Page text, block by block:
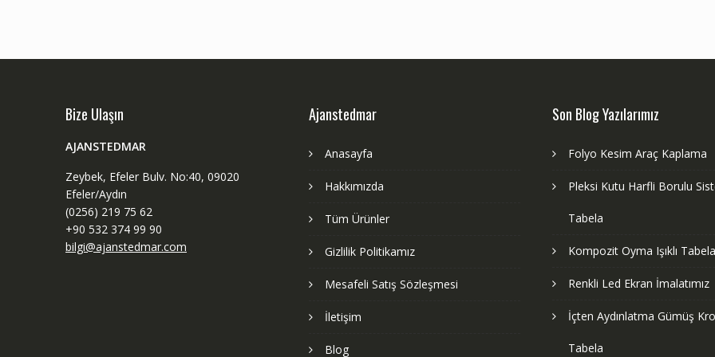
Bize Ulaşın
AJANSTEDMAR
Zeybek, Efeler Bulv. No:40, 09020
Efeler/Aydın
(0256) 219 75 62
+90 532 374 99 90
bilgi@ajanstedmar.com
Ajanstedmar
Anasayfa
Hakkımızda
Tüm Ürünler
Gizlilik Politikamız
Mesafeli Satış Sözleşmesi
İletişim
Blog
Son Blog Yazılarımız
Folyo Kesim Araç Kaplama
Pleksi Kutu Harfli Borulu
Tabela
Kompozit Oyma Işıklı
Renkli Led Ekran İmalatımız
İçten Aydınlatma Gümüş
Tabela